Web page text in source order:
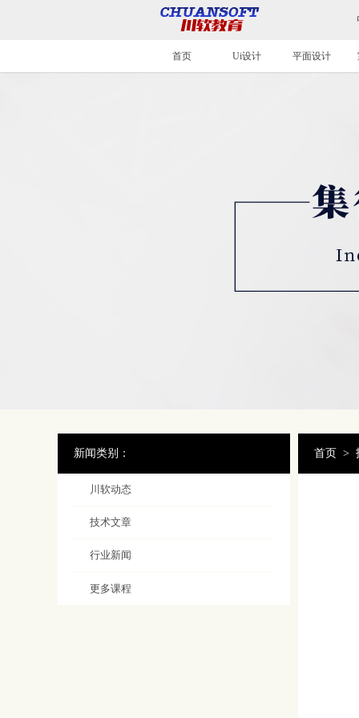
首页 Ui设计 平面设计
新闻类别：
川软动态
技术文章
行业新闻
更多课程
首页 >